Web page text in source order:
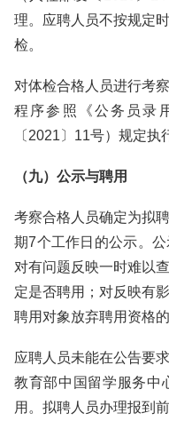
理。应聘人员不按规定
检。
对体检合格人员进行考
程序参照《公务员录
〔2021〕11号）规定执
（九）公示与聘用
考察合格人员确定为拟
期7个工作日的公示。
对有问题反映一时难以
定是否聘用；对反映有
聘用对象放弃聘用资格
应聘人员未能在公告要
教育部中国留学服务中
用。拟聘人员办理报到